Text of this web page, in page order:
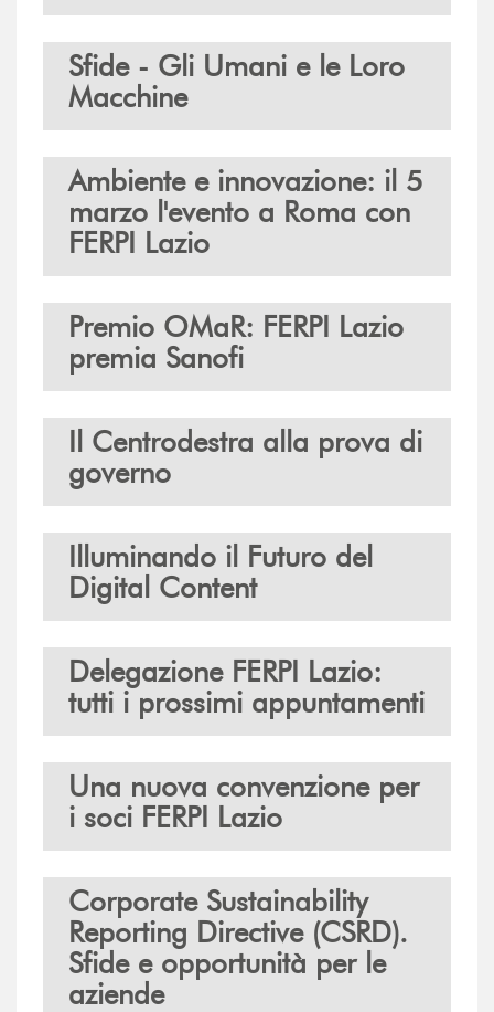
Sfide - Gli Umani e le Loro
Macchine
Ambiente e innovazione: il 5
marzo l'evento a Roma con
FERPI Lazio
Premio OMaR: FERPI Lazio
premia Sanofi
Il Centrodestra alla prova di
governo
Illuminando il Futuro del
Digital Content
Delegazione FERPI Lazio:
tutti i prossimi appuntamenti
Una nuova convenzione per
i soci FERPI Lazio
Corporate Sustainability
Reporting Directive (CSRD).
Sfide e opportunità per le
aziende